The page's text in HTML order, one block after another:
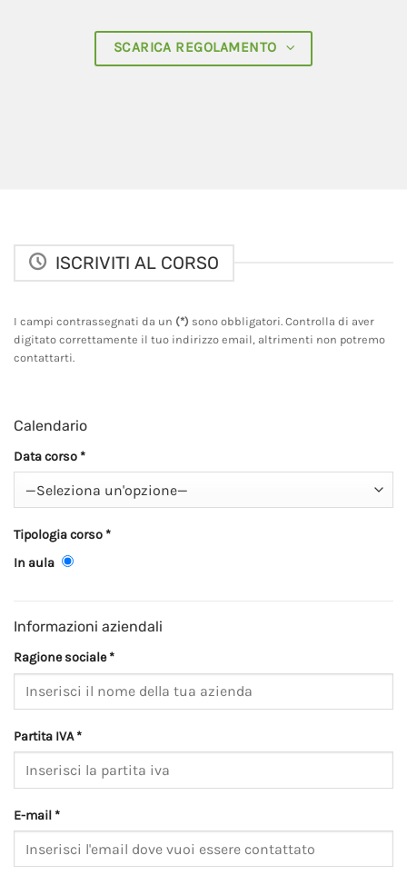
SCARICA REGOLAMENTO
ISCRIVITI AL CORSO
I campi contrassegnati da un (*) sono obbligatori. Controlla di aver
digitato correttamente il tuo indirizzo email, altrimenti non potremo
contattarti.
Calendario
Data corso *
Tipologia corso *
In aula
Informazioni aziendali
Ragione sociale *
Partita IVA *
E-mail *